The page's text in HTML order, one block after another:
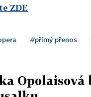
ZDE
#přímý přenos
Opolaisová